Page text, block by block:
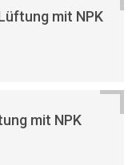
mit NPK
mit NPK